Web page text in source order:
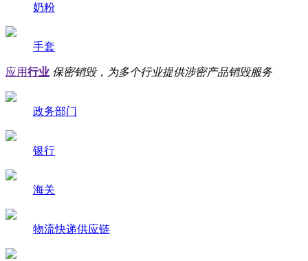
奶粉
手套
应用行业 保密销毁，为多个行业提供涉密产品销毁服务
政务部门
银行
海关
物流快递供应链